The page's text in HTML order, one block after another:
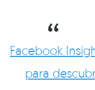
Facebook
para